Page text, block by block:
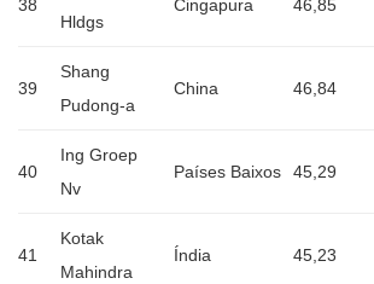
38
Hldgs
Cingapura 46,85
39
Shang
Pudong-a
China 46,84
40
Ing Groep
Nv
Países Baixos 45,29
41
Kotak
Mahindra
Índia 45,23